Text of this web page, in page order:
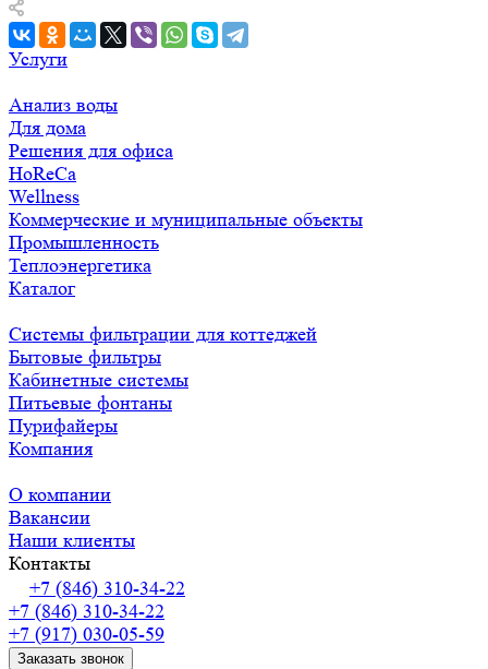
Услуги
Анализ воды
Для дома
Решения для офиса
HoReCa
Wellness
Коммерческие и муниципальные объекты
Промышленность
Теплоэнергетика
Каталог
Системы фильтрации для коттеджей
Бытовые фильтры
Кабинетные системы
Питьевые фонтаны
Пурифайеры
Компания
О компании
Вакансии
Наши клиенты
Контакты
+7 (846) 310-34-22
+7 (846) 310-34-22
+7 (917) 030-05-59
Заказать звонок